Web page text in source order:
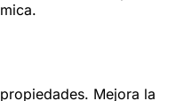
Mejora la